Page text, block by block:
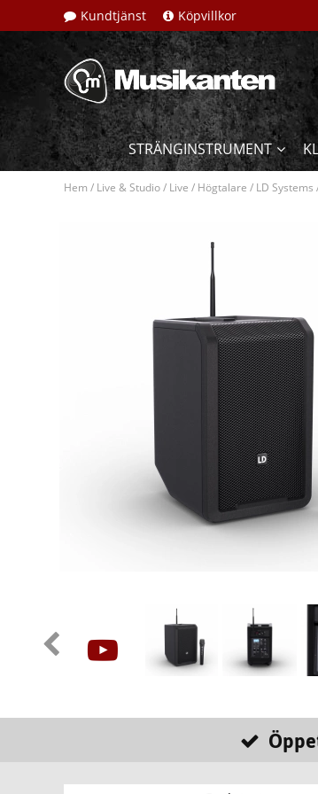
Kundtjänst Köpvillkor
STRÄNGINSTRUMENT
Hem / Live & Studio/ Live / Högtalare / LD